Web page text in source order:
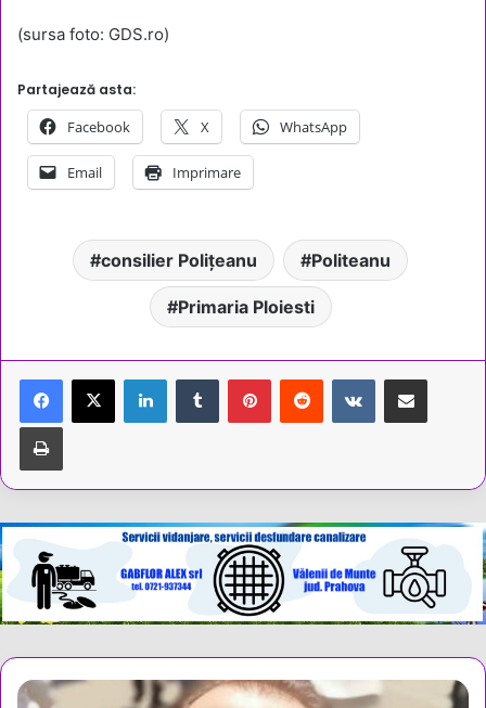
(sursa foto: GDS.ro)
Partajează asta:
Facebook X WhatsApp
Email Imprimare
consilier Polițeanu Politeanu
Primaria Ploiesti
LinkedInTumblr PinterestReddit VKontakteShare via Email
Tipărește
Când